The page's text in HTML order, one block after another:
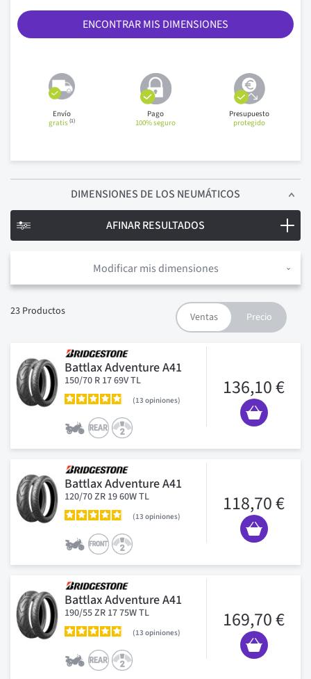
ENCONTRAR MIS DIMENSIONES
Envío
gratis(1)
Pago
100% seguro
Presupuesto
protegido
DIMENSIONES DE LOS NEUMÁTICOS
Modificar mis dimensiones
23 Productos
Battlax Adventure A41
150/70 R 17 69V TL
13 opiniones
136,10 €
Battlax Adventure A41
120/70 ZR 19 60W TL
13 opiniones
118,70 €
Battlax Adventure A41
190/55 ZR 17 75W TL
13 opiniones
169,70 €
AFINAR RESULTADOS